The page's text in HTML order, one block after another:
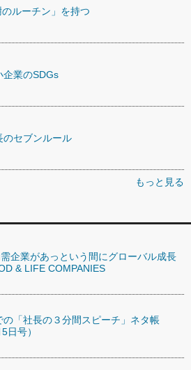
ルーチン」を持つ
企業のSDGs
のセブンルール
もっと見る
企業があっという間にグローバル成長
& LIFE COMPANIES
の「社長の３分間スピーチ」ネタ帳
日号）